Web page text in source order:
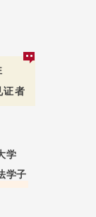
证者
学
学子